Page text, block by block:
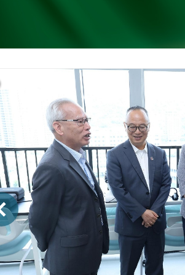
上一則